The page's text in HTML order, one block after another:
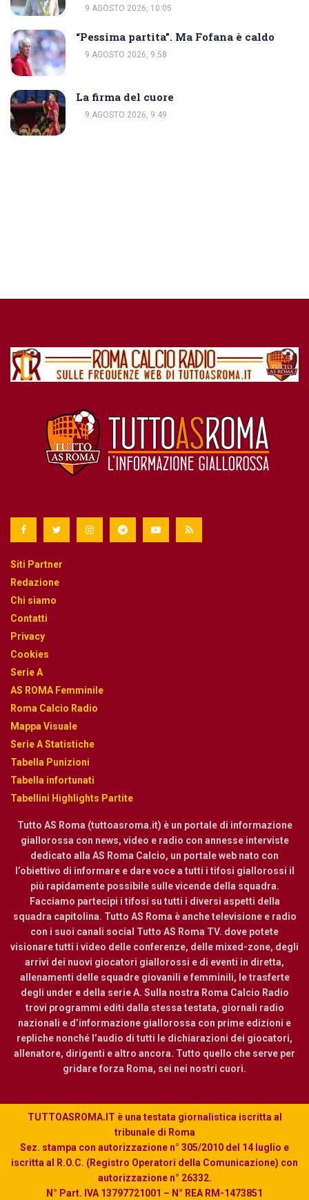
9 AGOSTO 2026, 10:05
“Pessima partita”. Ma Fofana è caldo
9 AGOSTO 2026, 9:58
La firma del cuore
9 AGOSTO 2026, 9:49
Siti Partner
Redazione
Chi siamo
Contatti
Privacy
Cookies
Serie A
AS ROMA Femminile
Roma Calcio Radio
Mappa Visuale
Serie A Statistiche
Tabella Punizioni
Tabella infortunati
Tabellini Highlights Partite
Tutto AS Roma (tuttoasroma.it) è un portale di informazione
giallorossa con news, video e radio con annesse interviste
dedicato alla AS Roma Calcio, un portale web nato con
l’obiettivo di informare e dare voce a tutti i tifosi giallorossi il
più rapidamente possibile sulle vicende della squadra.
Facciamo partecipi i tifosi su tutti i diversi aspetti della
squadra capitolina. Tutto AS Roma è anche televisione e radio
con i suoi canali social Tutto AS Roma TV. dove potete
visionare tutti i video delle conferenze, delle mixed-zone, degli
arrivi dei nuovi giocatori giallorossi e di eventi in diretta,
allenamenti delle squadre giovanili e femminili, le trasferte
degli under e della serie A. Sulla nostra Roma Calcio Radio
trovi programmi editi dalla stessa testata, giornali radio
nazionali e d’informazione giallorossa con prime edizioni e
repliche nonché l’audio di tutti le dichiarazioni dei giocatori,
allenatore, dirigenti e altro ancora. Tutto quello che serve per
gridare forza Roma, sei nei nostri cuori.
TUTTOASROMA.IT è una testata giornalistica iscritta al
tribunale di Roma
Sez. stampa con autorizzazione n° 305/2010 del 14 luglio e
iscritta al R.O.C. (Registro Operatori della Comunicazione) con
autorizzazione n° 26332.
N° Part. IVA 13797721001 – N° REA RM-1473851